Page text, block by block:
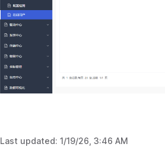
Last updated: 1/19/26, 3:46 AM